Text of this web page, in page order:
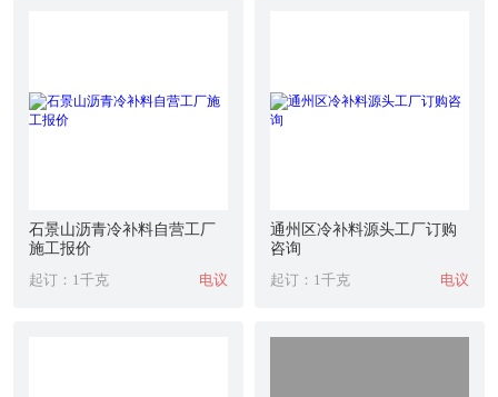
石景山沥青冷补料自营工厂
施工报价
起订：1千克 电议
通州区冷补料源头工厂订购
咨询
起订：1千克 电议